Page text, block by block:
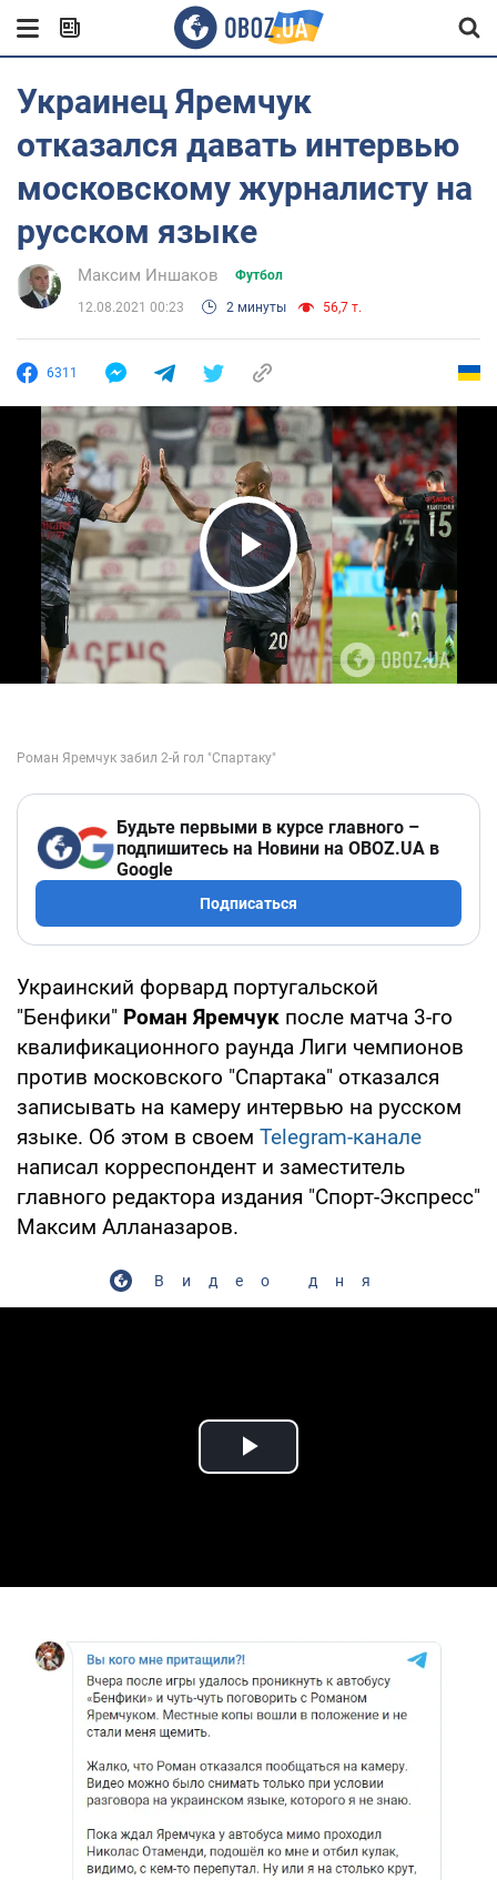
Украинец Яремчук
отказался давать интервью
московскому журналисту на
русском языке
Максим Иншаков Футбол
12.08.2021 00:23 2 минуты 56,7 т.
6311
Play Video
Будьте первыми в курсе главного –
подпишитесь на Новини на OBOZ.UA в
Google
Подписаться
Украинский форвард португальской
"Бенфики" Роман Яремчук после матча 3-го
квалификационного раунда Лиги чемпионов
против московского "Спартака" отказался
записывать на камеру интервью на русском
языке. Об этом в своем Telegram-канале
написал корреспондент и заместитель
главного редактора издания "Спорт-Экспресс"
Максим Алланазаров.
Видео дня
Play Video